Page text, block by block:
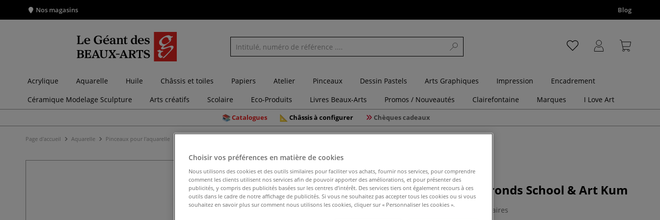
Nos magasins Blog
Acrylique Aquarelle Huile Châssis et toiles Papiers Atelier Pinceaux Dessin Pastels Arts Graphiques Impression
Encadrement
Céramique Modelage Sculpture
Arts créatifs Scolaire Eco-Produits Livres Beaux-Arts Promos / Nouveautés Clairefontaine Marques I Love Art
Catalogues Châssis à configurer Chèques cadeaux
Page d'accueil Aquarelle Pinceaux pour l'aquarelle
Lot de 3 pinceaux ronds School & Art Kum
0 Commentaires
Choisir vos préférences en matière de cookies
Nous utilisons des cookies et des outils similaires pour faciliter vos achats, fournir nos services, pour comprendre
comment les clients utilisent nos services afin de pouvoir apporter des améliorations, et pour présenter des
publicités, y compris des publicités basées sur les centres d’intérêt. Des services tiers ont également recours à ces
outils dans le cadre de notre affichage de publicités. Si vous ne souhaitez pas accepter tous les cookies ou si vous
souhaitez en savoir plus sur comment nous utilisons les cookies, cliquer sur « Personnaliser les cookies ».